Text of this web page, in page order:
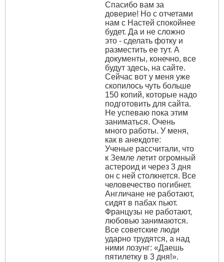
Спасибо вам за
доверие! Но с отчетами
нам с Настей спокойнее
будет. Да и не сложно
это - сделать фотку и
разместить ее тут. А
документы, конечно, все
будут здесь, на сайте.
Сейчас вот у меня уже
скопилось чуть больше
150 копий, которые надо
подготовить для сайта.
Не успеваю пока этим
заниматься. Очень
много работы. У меня,
как в анекдоте:
Ученые рассчитали, что
к Земле летит огромный
астероид и через 3 дня
он с ней столкнется. Все
человечество погибнет.
Англичане не работают,
сидят в пабах пьют.
Французы не работают,
любовью занимаются.
Все советские люди
ударно трудятся, а над
ними лозунг: «Даешь
пятилетку в 3 дня!».